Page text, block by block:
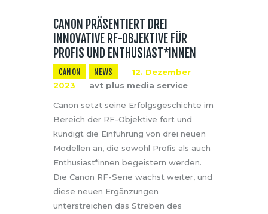
CANON PRÄSENTIERT DREI
INNOVATIVE RF-OBJEKTIVE FÜR
PROFIS UND ENTHUSIAST*INNEN
CANON NEWS
12. Dezember
2023
avt plus media service
Canon setzt seine Erfolgsgeschichte im
Bereich der RF-Objektive fort und
kündigt die Einführung von drei neuen
Modellen an, die sowohl Profis als auch
Enthusiast*innen begeistern werden.
Die Canon RF-Serie wächst weiter, und
diese neuen Ergänzungen
unterstreichen das Streben des